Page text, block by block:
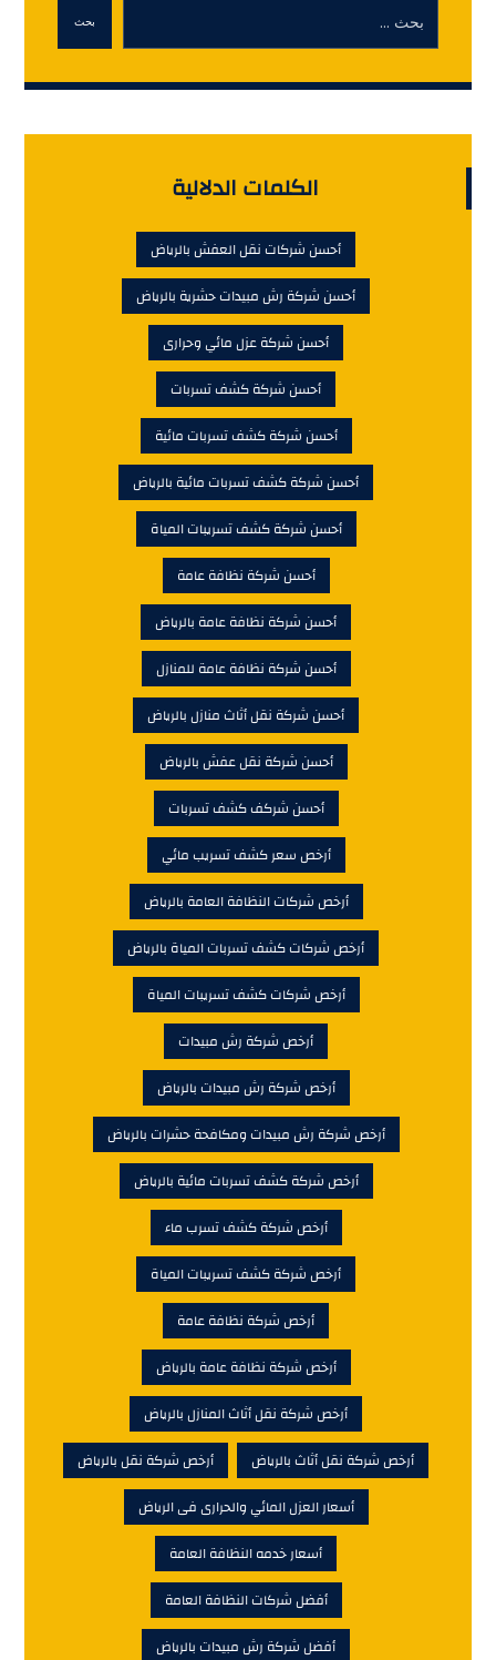
بحث
الكلمات الدلالية
أحسن شركات نقل العفش بالرياض
أحسن شركة رش مبيدات حشرية بالرياض
أحسن شركة عزل مائي وحرارى
أحسن شركة كشف تسربات
أحسن شركة كشف تسربات مائية
أحسن شركة كشف تسربات مائية بالرياض
أحسن شركة كشف تسريبات المياة
أحسن شركة نظافة عامة
أحسن شركة نظافة عامة بالرياض
أحسن شركة نظافة عامة للمنازل
أحسن شركة نقل أثاث منازل بالرياض
أحسن شركة نقل عفش بالرياض
أحسن شركف كشف تسربات
أرخص سعر كشف تسريب مائي
أرخص شركات النظافة العامة بالرياض
أرخص شركات كشف تسربات المياة بالرياض
أرخص شركات كشف تسريبات المياة
أرخص شركة رش مبيدات
أرخص شركة رش مبيدات بالرياض
أرخص شركة رش مبيدات ومكافحة حشرات بالرياض
أرخص شركة كشف تسربات مائية بالرياض
أرخص شركة كشف تسرب ماء
أرخص شركة كشف تسريبات المياة
أرخص شركة نظافة عامة
أرخص شركة نظافة عامة بالرياض
أرخص شركة نقل أثاث المنازل بالرياض
أرخص شركة نقل أثاث بالرياض
أرخص شركة نقل بالرياض
أسعار العزل المائي والحرارى فى الرياض
أسعار خدمه النظافة العامة
أفضل شركات النظافة العامة
أفضل شركة رش مبيدات بالرياض